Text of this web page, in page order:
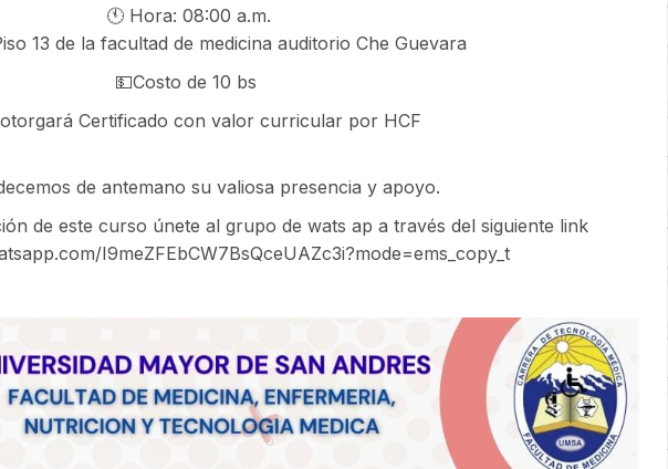
🕚 Hora: 08:00 a.m.
13 de la facultad de medicina auditorio Che Guevara
💵Costo de 10 bs
otorgará Certificado con valor curricular por HCF
de antemano su valiosa presencia y apoyo.
de este curso únete al grupo de wats ap a través del siguiente link
I9meZFEbCW7BsQceUAZc3i?mode=ems_copy_t